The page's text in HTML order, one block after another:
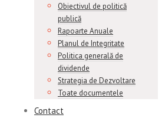
Obiectivul de politică
publică
Rapoarte Anuale
Planul de Integritate
Politica generală de
dividende
Strategia de Dezvoltare
Toate documentele
Contact